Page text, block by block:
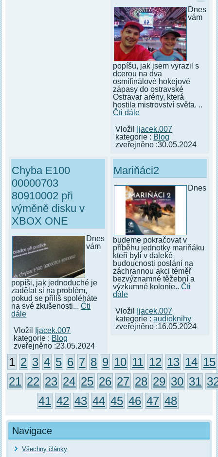
Dnes
vám
popíšu, jak jsem vyrazil s
dcerou na dva
osmifinálové hokejové
zápasy do ostravské
Ostravar arény, která
hostila mistrovství světa. ..
Čti dále
Vložil
Ijacek.007
kategorie : Blog
zveřejněno :30.05.2024
Chyba E100
00000703
80910002 při
výměně disku v
XBOX ONE
Dnes
vám
popíši, jak jednoduché je
zadělat si na problém,
pokud se příliš spoléháte
na své zkušenosti...Čti
dále
Vložil
Ijacek.007
kategorie : Blog
zveřejněno :23.05.2024
Mariňáci2
Dnes
budeme pokračovat v
příběhu jednotky mariňáku
kteří byli v daleké
budoucnosti poslání na
záchrannou akci téměř
bezvýznamné těžební a
výzkumné kolonie.. Čti
dále
Vložil
Ijacek.007
kategorie : audioknihy
zveřejněno :16.05.2024
1 2 3 4 5 6 7 8 9 10 11 12 13 14 15
21 22 23 24 25 26 27 28 29 30 31
41 42 43 44 45 46 47 48
Navigace
Všechny články